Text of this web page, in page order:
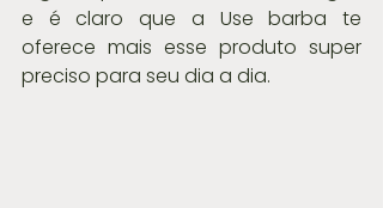
e é claro que a Use barba te
oferece mais esse produto super
preciso para seu dia a dia.